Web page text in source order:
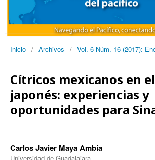
Inicio / Archivos / Vol. 6 Núm. 16 (2017):
Cítricos mexicanos en
japonés: experiencias y
oportunidades para
Carlos Javier Maya Ambía